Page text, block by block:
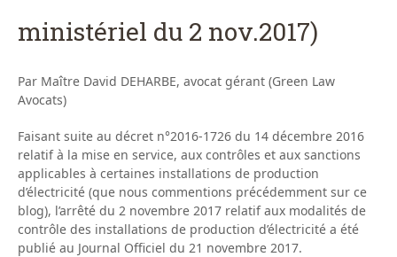
ministériel du 2 nov.2017)
Par Maître David DEHARBE, avocat gérant (Green Law
Avocats)
Faisant suite au décret n°2016-1726 du 14 décembre 2016
relatif à la mise en service, aux contrôles et aux sanctions
applicables à certaines installations de production
d’électricité (que nous commentions précédemment sur ce
blog), l’arrêté du 2 novembre 2017 relatif aux modalités de
contrôle des installations de production d’électricité a été
publié au Journal Officiel du 21 novembre 2017.